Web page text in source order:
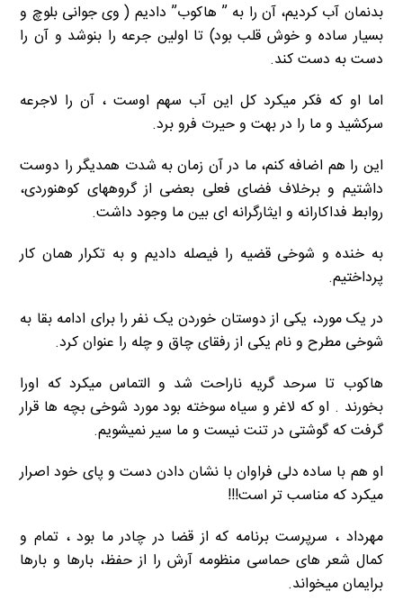
بدنمان آب کردیم، آن را به ” هاکوب” دادیم ( وی جوانی بلوچ و
بسیار ساده و خوش قلب بود) تا اولین جرعه را بنوشد و آن را
دست به دست کند.
اما او که فکر میکرد کل این آب سهم اوست ، آن را لاجرعه
سرکشید و ما را در بهت و حیرت فرو برد.
این را هم اضافه کنم، ما در آن زمان به شدت همدیگر را دوست
داشتیم و برخلاف فضای فعلی بعضی از گروههای کوهنوردی،
روابط فداکارانه و ایثارگرانه ای بین ما وجود داشت.
به خنده و شوخی قضیه را فیصله دادیم و به تکرار همان کار
پرداختیم.
در یک مورد، یکی از دوستان خوردن یک نفر را برای ادامه بقا به
شوخی مطرح و نام یکی از رفقای چاق و چله را عنوان کرد.
هاکوب تا سرحد گریه ناراحت شد و التماس میکرد که اورا
بخورند . او که لاغر و سیاه سوخته بود مورد شوخی بچه ها قرار
گرفت که گوشتی در تنت نیست و ما سیر نمیشویم.
او هم با ساده دلی فراوان با نشان دادن دست و پای خود اصرار
میکرد که مناسب تر است!!!
مهرداد ، سرپرست برنامه که از قضا در چادر ما بود ، تمام و
کمال شعر های حماسی منظومه آرش را از حفظ، بارها و بارها
برایمان میخواند.